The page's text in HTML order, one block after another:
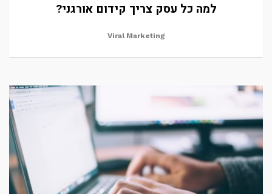
למה כל עסק צריך קידום אורגני?
Viral Marketing